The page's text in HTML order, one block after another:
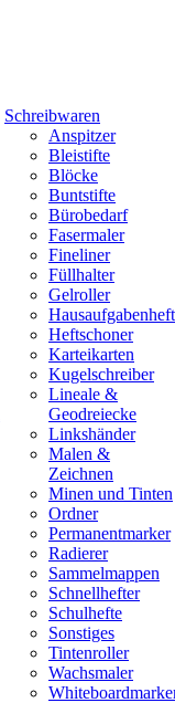
Schreibwaren
Anspitzer
Bleistifte
Blöcke
Buntstifte
Bürobedarf
Fasermaler
Fineliner
Füllhalter
Gelroller
Hausaufgabenheft
Heftschoner
Karteikarten
Kugelschreiber
Lineale &
Geodreiecke
Linkshänder
Malen &
Zeichnen
Minen und Tinten
Ordner
Permanentmarker
Radierer
Sammelmappen
Schnellhefter
Schulhefte
Sonstiges
Tintenroller
Wachsmaler